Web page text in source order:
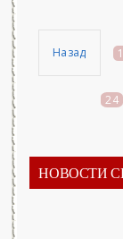
Назад 1
24
НОВОСТИ